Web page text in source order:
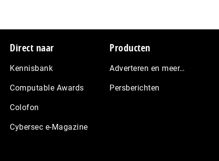
Footer
Direct naar
Kennisbank
Computable Awards
Colofon
Cybersec e-Magazine
Producten
Adverteren en meer…
Persberichten